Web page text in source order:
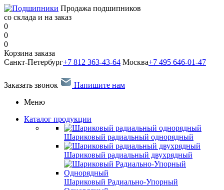
Продажа подшипников
со склада и на заказ
0
0
0
Корзина заказа
Санкт-Петербург+7 812 363-43-64 Москва+7 495 646-01-47
Заказать звонок
Напишите нам
Меню
Каталог продукции
Шариковый радиальный однорядный
Шариковый радиальный двухрядный
Шариковый Радиально-Упорный